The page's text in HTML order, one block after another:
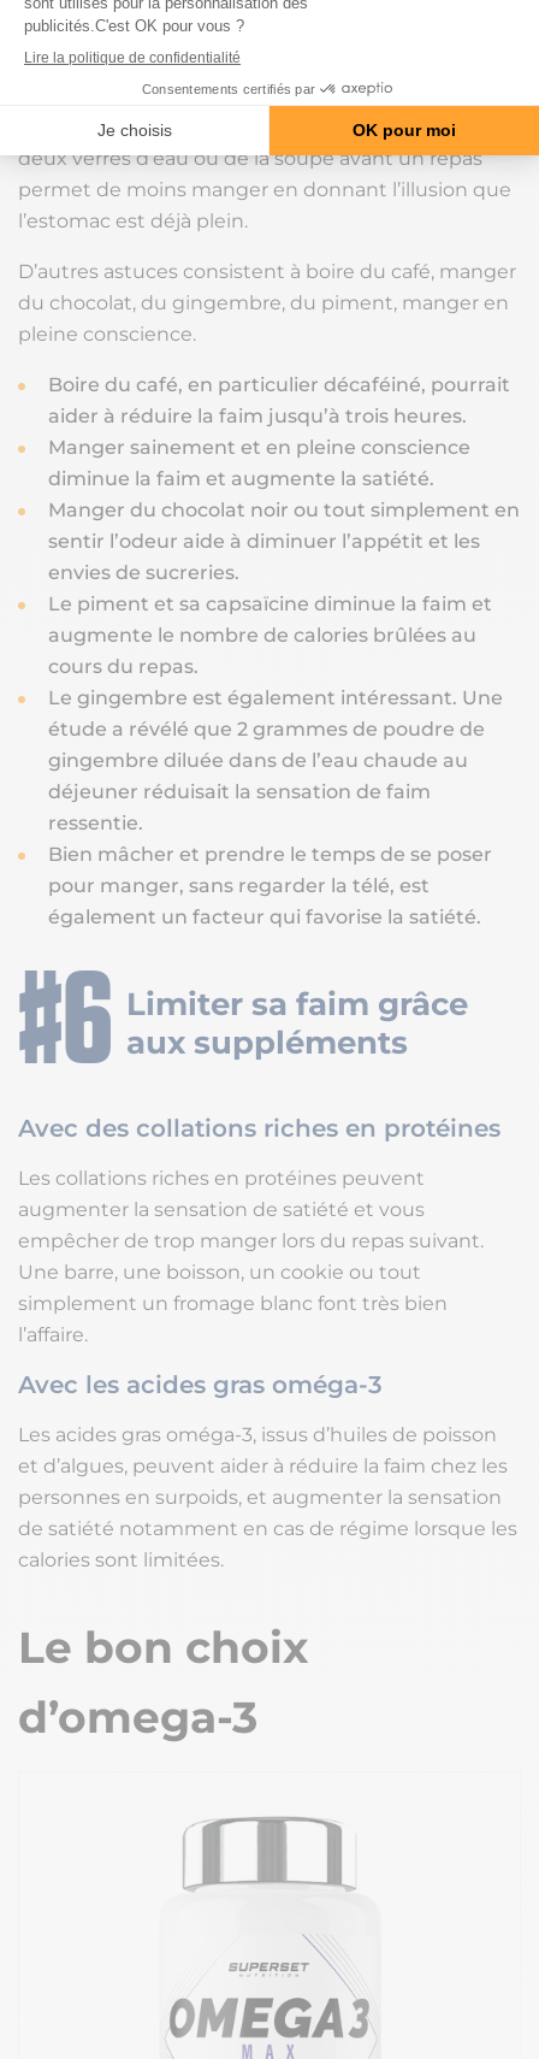
en fibresremplissent l’estomac et déclenchent la
satiété. Les associer aux protéines réduit l’apport
calorique global et aide à perdre du poids.
Boire de l’eau peut aider à diminuer la faim
deux verres d’eau ou de la soupe avant un repas
permet de moins manger en donnant l’illusion que
l’estomac est déjà plein.
D’autres astuces consistent à boire du café, manger
du chocolat, du gingembre, du piment, manger en
pleine conscience.
Boire du café, en particulier décaféiné, pourrait
aider à réduire la faim jusqu’à trois heures.
Manger sainement et en pleine conscience
diminue la faim et augmente la satiété.
Manger du chocolat noir ou tout simplement en
sentir l’odeur aide à diminuer l’appétit et les
envies de sucreries.
Le piment et sa capsaïcine diminue la faim et
augmente le nombre de calories brûlées au
cours du repas.
Le gingembre est également intéressant. Une
étude a révélé que 2 grammes de poudre de
gingembre diluée dans de l’eau chaude au
déjeuner réduisait la sensation de faim
ressentie.
Bien mâcher et prendre le temps de se poser
pour manger, sans regarder la télé, est
également un facteur qui favorise la satiété.
Limiter sa faim grâce
aux suppléments
Avec des collations riches en protéines
Les collations riches en protéines peuvent
augmenter la sensation de satiété et vous
empêcher de trop manger lors du repas suivant.
Une barre, une boisson, un cookie ou tout
simplement un fromage blanc font très bien
l’affaire.
Avec les acides gras oméga-3
Les acides gras oméga-3, issus d’huiles de poisson
et d’algues, peuvent aider à réduire la faim chez les
personnes en surpoids, et augmenter la sensation
de satiété notamment en cas de régime lorsque les
calories sont limitées.
Le bon choix
d’omega-3